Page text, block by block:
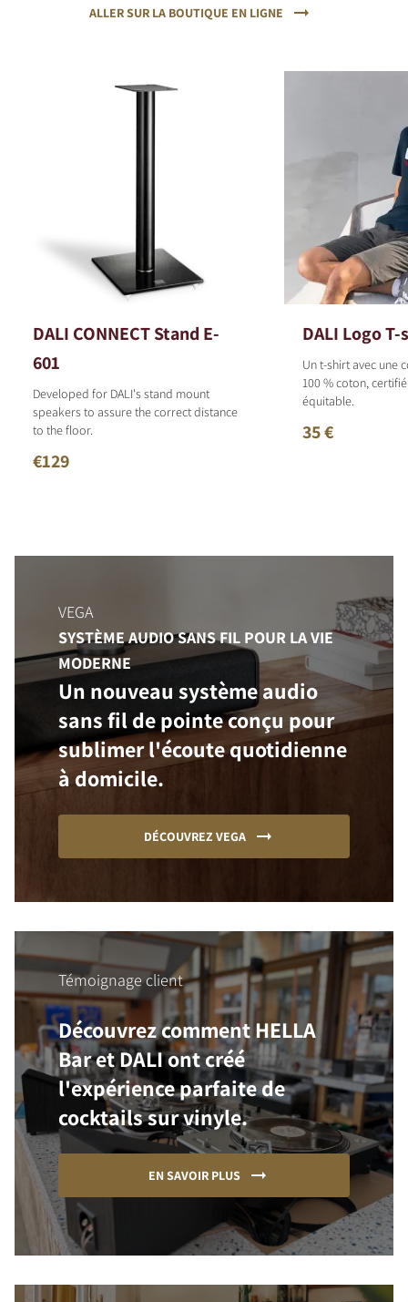
ALLER SUR LA BOUTIQUE EN LIGNE
DALI CONNECT Stand E-
601
Developed for DALI's stand mount
speakers to assure the correct distance
to the floor.
€129
DALI Logo
Un t-shirt avec une
100 % coton,
équitable.
35 €
VEGA
SYSTÈME AUDIO SANS FIL POUR LA VIE
MODERNE
Un nouveau système audio
sans fil de pointe conçu pour
sublimer l'écoute quotidienne
à domicile.
DÉCOUVREZ VEGA
Témoignage client
Découvrez comment HELLA
Bar et DALI ont créé
l'expérience parfaite de
cocktails sur vinyle.
EN SAVOIR PLUS